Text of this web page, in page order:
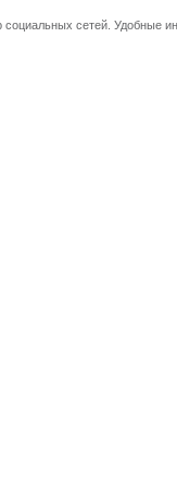
социальных сетей. Удобные